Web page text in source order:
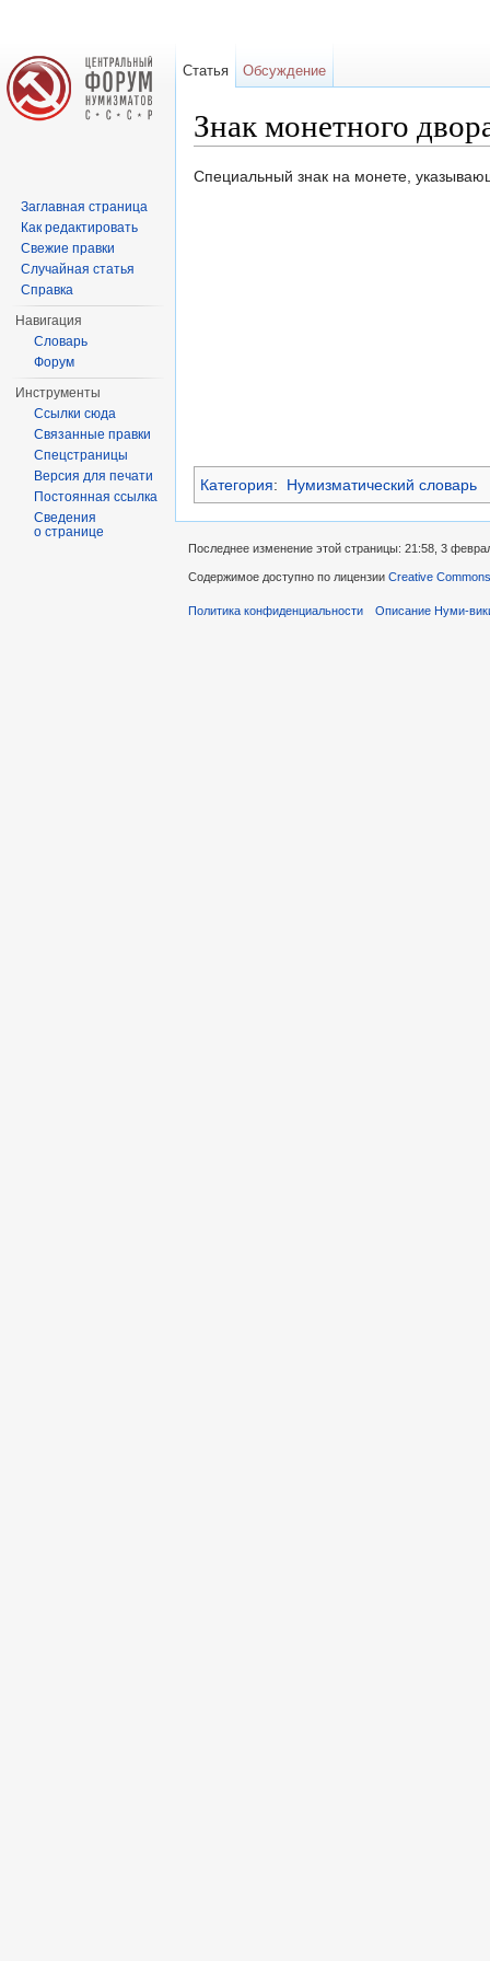
Знак монетного
Специальный знак на монете,
Категория: Нумизматический словарь
Статья Обсуждение
Заглавная страница
Как редактировать
Свежие правки
Случайная статья
Справка
Навигация
Словарь
Форум
Инструменты
Ссылки сюда
Связанные правки
Спецстраницы
Версия для печати
Постоянная ссылка
Сведения
о странице
Последнее изменение этой страницы: 21:58, 3
Содержимое доступно по лицензии Creative
Политика конфиденциальности Описание Нуми-